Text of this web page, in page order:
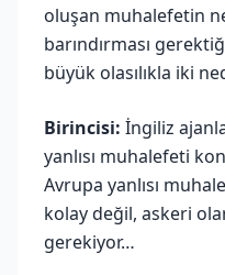
oluşan muhalefetin
barındırması
büyük olasılıkla iki
Birincisi: İngiliz
yanlısı muhalefeti
Avrupa yanlısı
kolay değil, askeri
gerekiyor…